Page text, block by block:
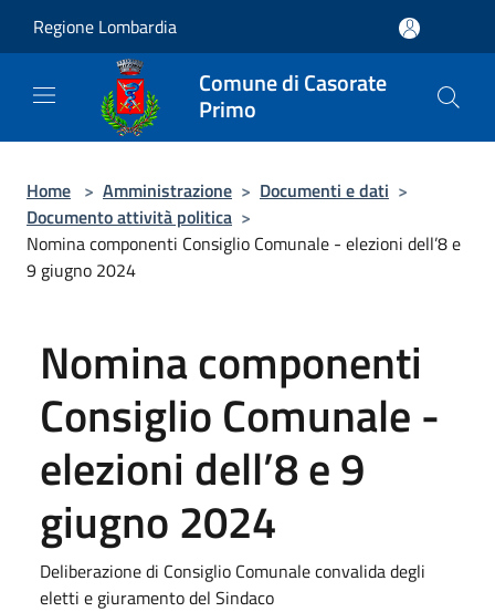
Regione Lombardia
Comune di Casorate
Primo
Home > Amministrazione > Documenti e dati >
Documento attività politica >
Nomina componenti Consiglio Comunale - elezioni dell’8 e
9 giugno 2024
Nomina componenti
Consiglio Comunale -
elezioni dell’8 e 9
giugno 2024
Deliberazione di Consiglio Comunale convalida degli
eletti e giuramento del Sindaco